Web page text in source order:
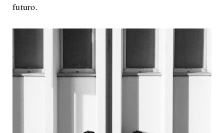
futuro.